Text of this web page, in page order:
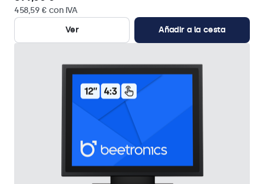
458,59 € con IVA
Ver
Añadir a la cesta